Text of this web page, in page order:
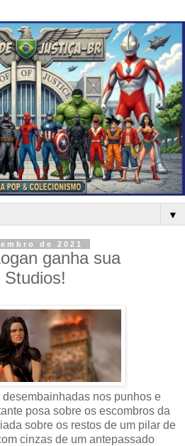
▼
de 2021
ganha sua
nos punhos e
posa sobre os escombros da
sobre os restos de um pilar de
cinzas de um antepassado